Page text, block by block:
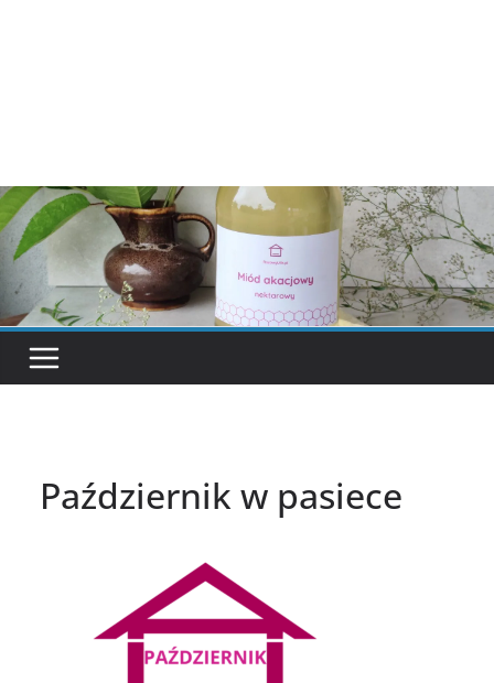
Październik w pasiece